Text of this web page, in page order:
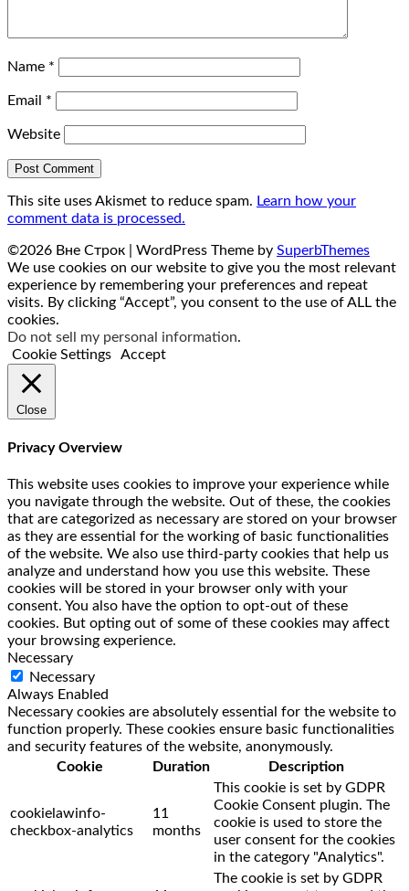
Name *
Email *
Website
This site uses Akismet to reduce spam. Learn how your
comment data is processed.
©2026 Вне Строк | WordPress Theme by SuperbThemes
We use cookies on our website to give you the most relevant
experience by remembering your preferences and repeat
visits. By clicking “Accept”, you consent to the use of ALL the
cookies.
Do not sell my personal information.
Cookie Settings
Accept
Close
Privacy Overview
This website uses cookies to improve your experience while
you navigate through the website. Out of these, the cookies
that are categorized as necessary are stored on your browser
as they are essential for the working of basic functionalities
of the website. We also use third-party cookies that help us
analyze and understand how you use this website. These
cookies will be stored in your browser only with your
consent. You also have the option to opt-out of these
cookies. But opting out of some of these cookies may affect
your browsing experience.
Necessary
Necessary
Always Enabled
Necessary cookies are absolutely essential for the website to
function properly. These cookies ensure basic functionalities
and security features of the website, anonymously.
Cookie
Duration Description
cookielawinfo-
checkbox-analytics
11
months
This cookie is set by GDPR
Cookie Consent plugin. The
cookie is used to store the
user consent for the cookies
in the category "Analytics".
The cookie is set by GDPR